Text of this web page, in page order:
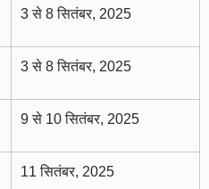
3 से 8 सितंबर, 2025
3 से 8 सितंबर, 2025
9 से 10 सितंबर, 2025
11 सितंबर, 2025